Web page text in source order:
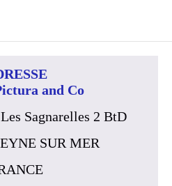
and Co
Sagnarelles 2 BtD
SUR MER